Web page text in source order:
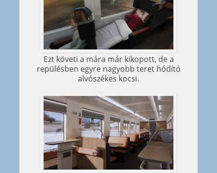
Ezt követi a mára már kikopott, de a
repülésben egyre nagyobb teret hódító
alvószékes kocsi.